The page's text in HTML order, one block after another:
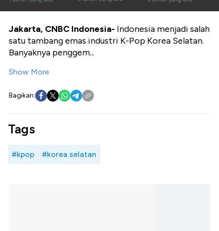
Jakarta, CNBC Indonesia- Indonesia menjadi salah
satu tambang emas industri K-Pop Korea Selatan.
Banyaknya penggem...
Show More
Bagikan:
Tags
#kpop #korea selatan